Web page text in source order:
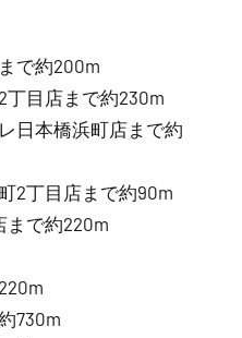
で約200m
丁目店まで約230m
日本橋浜町店まで約
2丁目店まで約90m
まで約220m
730m